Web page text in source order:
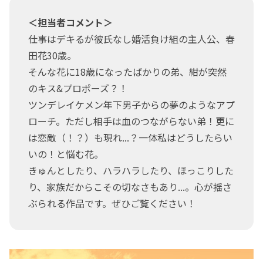
＜担当者コメント＞
仕事はデキるが彼氏なし婚活負け組の主人公、春
田花30歳。
そんな花に18歳になったばかりの弟、紺が突然
のキス&プロポーズ？！
ツンデレイケメン年下男子からの夢のようなアプ
ローチ。ただし相手は血のつながらない弟！更に
は恋敵（！？）も現れ...？一体私はどうしたらい
いの！と悩む花。
きゅんとしたり、ハラハラしたり、ほっこりした
り、家族だからこその切なさもあり...。心が揺さ
ぶられる作品です。ぜひご覧ください！